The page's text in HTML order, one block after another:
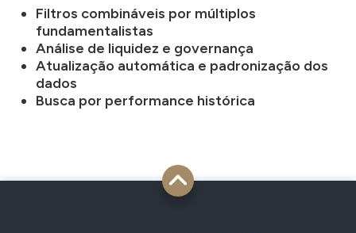
Filtros combináveis por múltiplos
fundamentalistas
Análise de liquidez e governança
Atualização automática e padronização dos
dados
Busca por performance histórica